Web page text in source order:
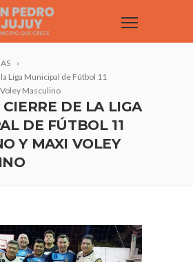
Liga Municipal de Fútbol 11
Masculino
CIERRE DE LA LIGA
DE FÚTBOL 11
Y MAXI VOLEY